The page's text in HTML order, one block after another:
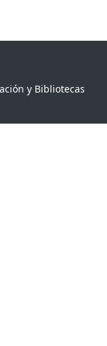
y Bibliotecas